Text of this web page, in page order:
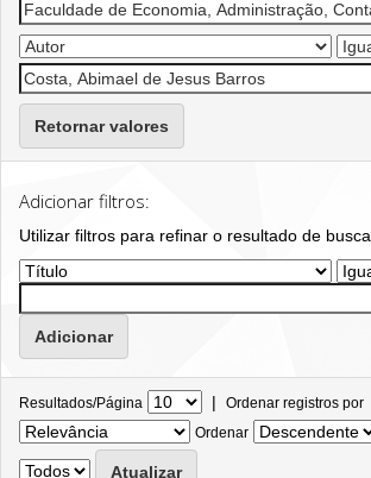
Retornar valores
Adicionar filtros:
Utilizar filtros para refinar o resultado de busca.
Resultados/Página | Ordenar registros por
Ordenar